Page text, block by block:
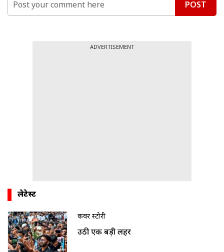
POST
ADVERTISEMENT
लेटेस्ट
कवर स्टोरी
उठी एक बड़ी लहर